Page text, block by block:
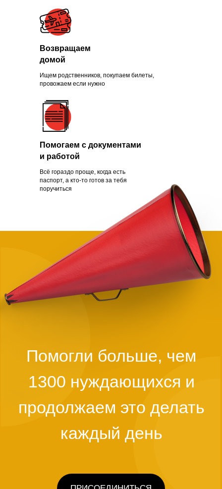
Ищем родственников, покупаем билеты,
провожаем если нужно
Всё гораздо проще, когда есть
паспорт, а кто-то готов за тебя
поручиться
Возвращаем
домой
Помогаем с документами
и работой
Зачем помогать
нуждающимся
Чаще всего это люди, которых
обманули с квартирой, ограбили
на вокзале, выгнали с работы из-
за здоровья или вовремя не дали
нужной поддержки. Постепенно
человек опускает руки.
Становится проще сдаться, чем
говорит статистика, на это нужно
всего полгода. Мы в силах помочь
нуждающимся, просто нужно